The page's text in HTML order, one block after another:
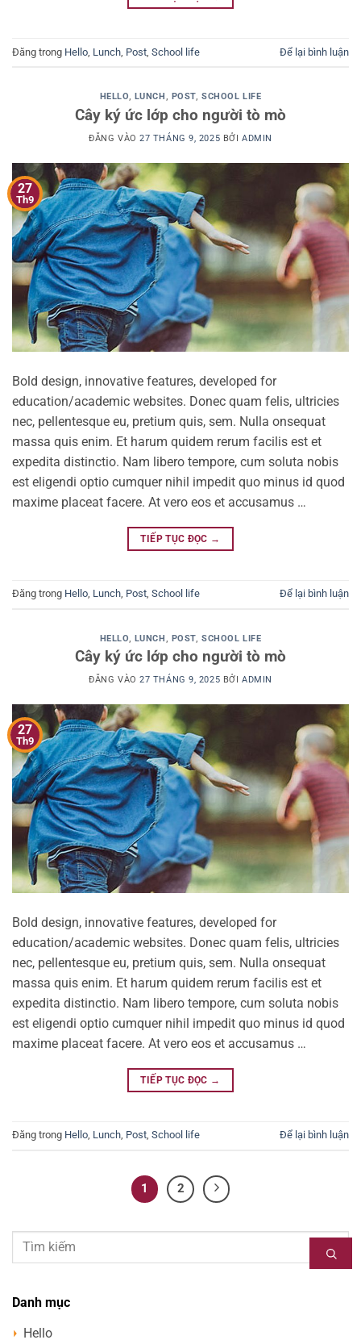
Đăng trong Hello Lunch Post School life Để lại bình luận
HELLO, LUNCH , POST,SCHOOL LIFE
Cây ký ức lớp cho người tò mò
ĐĂNG VÀO27 THÁNG 9, 2025 BỞI ADMIN
27
Th9
Bold design, innovative features, developed for
education/academic websites. Donec quam felis, ultricies
nec, pellentesque eu, pretium quis, sem. Nulla onsequat
massa quis enim. Et harum quidem rerum facilis est et
expedita distinctio. Nam libero tempore, cum soluta nobis
est eligendi optio cumquer nihil impedit quo minus id quod
maxime placeat facere. At vero eos et accusamus …
TIẾP TỤC ĐỌC →
Đăng trong Hello Lunch Post School life Để lại bình luận
HELLO, LUNCH, POST,SCHOOL LIFE
Cây ký ức lớp cho người tò mò
ĐĂNG VÀO27 THÁNG 9, 2025 BỞI ADMIN
27
Th9
Bold design, innovative features, developed for
education/academic websites. Donec quam felis, ultricies
nec, pellentesque eu, pretium quis, sem. Nulla onsequat
massa quis enim. Et harum quidem rerum facilis est et
expedita distinctio. Nam libero tempore, cum soluta nobis
est eligendi optio cumquer nihil impedit quo minus id quod
maxime placeat facere. At vero eos et accusamus …
TIẾP TỤC ĐỌC →
Đăng trong Hello, Lunch, Post, School life Để lại bình luận
1 2
Danh mục
Hello